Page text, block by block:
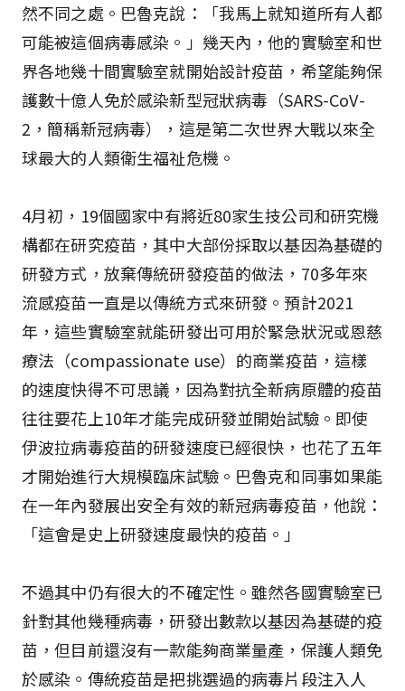
然不同之處。巴魯克說：「我馬上就知道所有人都
可能被這個病毒感染。」幾天內，他的實驗室和世
界各地幾十間實驗室就開始設計疫苗，希望能夠保
護數十億人免於感染新型冠狀病毒（SARS-CoV-
2，簡稱新冠病毒），這是第二次世界大戰以來全
球最大的人類衛生福祉危機。
4月初，19個國家中有將近80家生技公司和研究機
構都在研究疫苗，其中大部份採取以基因為基礎的
研發方式，放棄傳統研發疫苗的做法，70多年來
流感疫苗一直是以傳統方式來研發。預計2021
年，這些實驗室就能研發出可用於緊急狀況或恩慈
療法（compassionate use）的商業疫苗，這樣
的速度快得不可思議，因為對抗全新病原體的疫苗
往往要花上10年才能完成研發並開始試驗。即使
伊波拉病毒疫苗的研發速度已經很快，也花了五年
才開始進行大規模臨床試驗。巴魯克和同事如果能
在一年內發展出安全有效的新冠病毒疫苗，他說：
「這會是史上研發速度最快的疫苗。」
不過其中仍有很大的不確定性。雖然各國實驗室已
針對其他幾種病毒，研發出數款以基因為基礎的疫
苗，但目前還沒有一款能夠商業量產，保護人類免
於感染。傳統疫苗是把挑選過的病毒片段注入人